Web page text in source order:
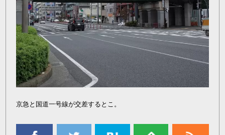
京急と国道一号線が交差するとこ。